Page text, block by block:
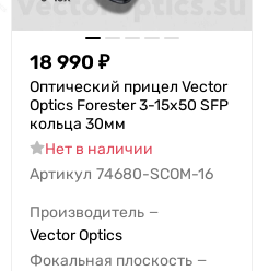
18 990 ₽
Оптический прицел Vector
Optics Forester 3-15x50 SFP
кольца 30мм
Нет в наличии
Артикул 74680-SCOM-16
Производитель —
Vector Optics
Фокальная плоскость —